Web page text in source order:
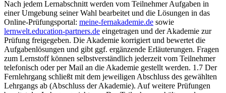
Nach jedem Lernabschnitt werden vom Teilnehmer Aufgaben in
einer Umgebung seiner Wahl bearbeitet und die Lösungen in das
Online-Prüfungsportal: meine-fernakademie.de sowie
lernwelt.education-partners.de eingetragen und der Akademie zur
Prüfung freigegeben. Die Akademie korrigiert und bewertet die
Aufgabenlösungen und gibt ggf. ergänzende Erläuterungen. Fragen
zum Lernstoff können selbstverständlich jederzeit vom Teilnehmer
telefonisch oder per Mail an die Akademie gestellt werden. 1.7 Der
Fernlehrgang schließt mit dem jeweiligen Abschluss des gewählten
Lehrgangs ab (Abschluss der Akademie). Auf weitere Prüfungen